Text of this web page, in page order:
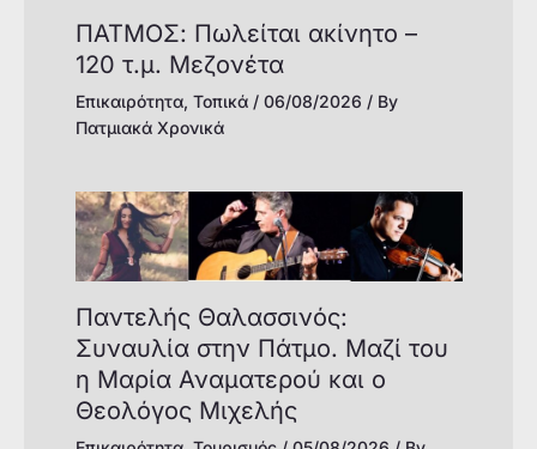
ΠΑΤΜΟΣ: Πωλείται ακίνητο –
120 τ.μ. Μεζονέτα
Επικαιρότητα, Τοπικά/ 06/08/2026 / By
Πατμιακά Χρονικά
Παντελής Θαλασσινός:
Συναυλία στην Πάτμο. Μαζί του
η Μαρία Αναματερού και ο
Θεολόγος Μιχελής